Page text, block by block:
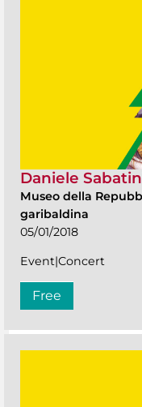
Daniele
Museo della
garibaldina
05/01/2018
Event|Concert
Free